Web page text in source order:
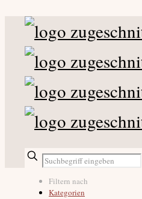
Filtern nach
Kategorien